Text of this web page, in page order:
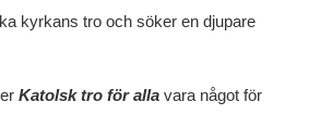
kyrkans tro och söker en djupare
Katolsk tro för alla vara något för